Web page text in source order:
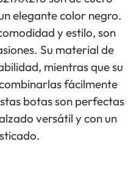
elegante color negro.
y estilo, son
Su material de
mientras que su
fácilmente
botas son perfectas
versátil y con un